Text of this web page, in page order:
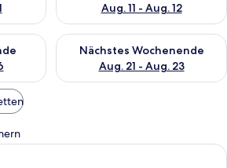
Aug. 11 - Aug. 12
für dieses Wochenende, Aug. 14
Nächstes Wochenende
Aug. 21 - Aug. 23
Überprüfe die Verfügbarkeit
Ein Hotelzimmer mit einem Bett,